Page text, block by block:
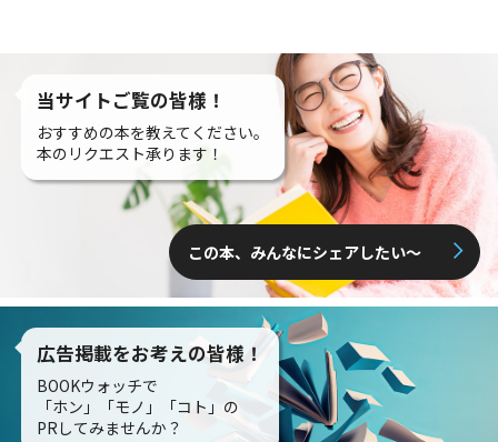
当サイトご覧の皆様！
おすすめの本を教えてください。
本のリクエスト承ります！
この本、みんなにシェアしたい〜
広告掲載をお考えの皆様！
BOOKウォッチで
「ホン」「モノ」「コト」の
PRしてみませんか？